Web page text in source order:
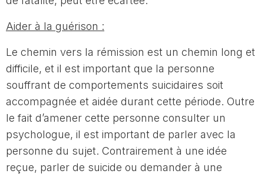
Aider à la guérison :
Le chemin vers la rémission est un chemin long et
difficile, et il est important que la personne
souffrant de comportements suicidaires soit
accompagnée et aidée durant cette période. Outre
le fait d’amener cette personne consulter un
psychologue, il est important de parler avec la
personne du sujet. Contrairement à une idée
reçue, parler de suicide ou demander à une